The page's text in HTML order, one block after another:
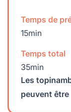
Temps de
15min
Temps total
35min
Les
peuvent